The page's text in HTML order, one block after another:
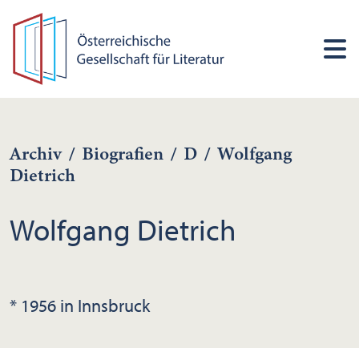
Archiv / Biografien / D / Wolfgang
Dietrich
Wolfgang Dietrich
* 1956 in Innsbruck